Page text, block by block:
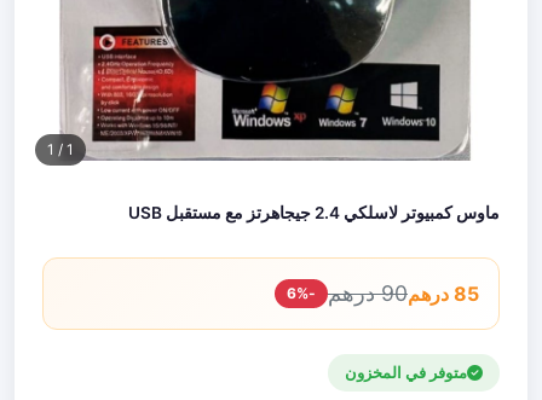
1
/ 1
ماوس كمبيوتر لاسلكي 2.4 جيجاهرتز مع مستقبل USB
85 درهم 90 درهم -6%
متوفر في المخزون